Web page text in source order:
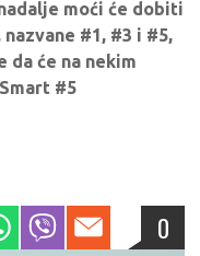
moći će dobiti
#1, #3 i #5,
da će na nekim
#5
0